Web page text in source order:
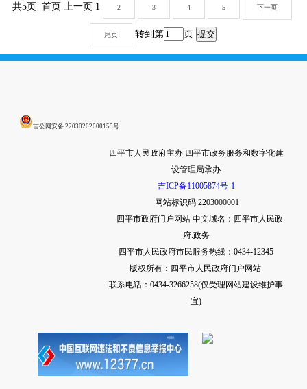
共5页 首页 上一页 1 2 3 4 5 下一页
尾页 转到第 页
吉公网安备 22030202000155号
四平市人民政府主办 四平市政务服务和数字化建
设管理局承办
吉ICP备11005874号-1
网站标识码 2203000001
四平市政府门户网站 中文域名：四平市人民政
府.政务
四平市人民政府市民服务热线：0434-12345
版权所有：四平市人民政府门户网站
联系电话：0434-3266258(仅受理网站建设维护事
宜)